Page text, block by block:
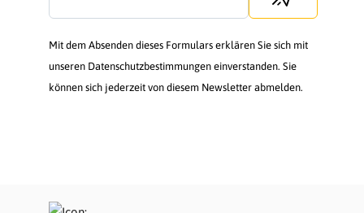
Mit dem Absenden dieses Formulars erklären Sie sich mit
unseren Datenschutzbestimmungen einverstanden. Sie
können sich jederzeit von diesem Newsletter abmelden.